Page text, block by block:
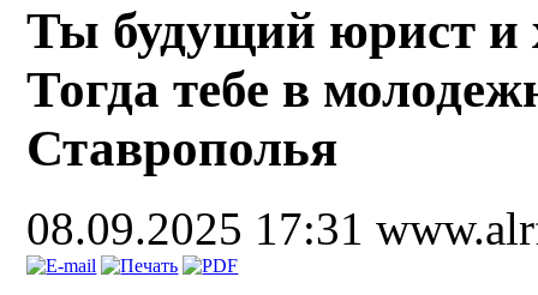
Ты будущий юрист и
Тогда тебе в
Ставрополья
08.09.2025 17:31